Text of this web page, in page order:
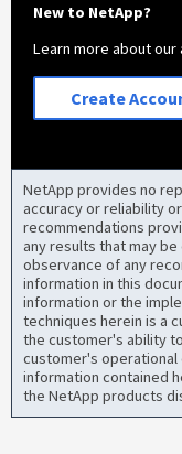
New to NetApp?
Learn more about
Create
NetApp provides no
accuracy or reliability
recommendations
any results that may
observance of any
information in this
information or the
techniques herein is a
the customer's ability
customer's operational
information contained
the NetApp products